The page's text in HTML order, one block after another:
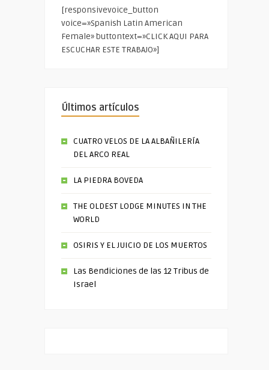
[responsivevoice_button
voice=»Spanish Latin American
Female» buttontext=»CLICK AQUI PARA
ESCUCHAR ESTE TRABAJO»]
Últimos artículos
CUATRO VELOS DE LA ALBAÑILERÍA
DEL ARCO REAL
LA PIEDRA BOVEDA
THE OLDEST LODGE MINUTES IN THE
WORLD
OSIRIS Y EL JUICIO DE LOS MUERTOS
Las Bendiciones de las 12 Tribus de
Israel